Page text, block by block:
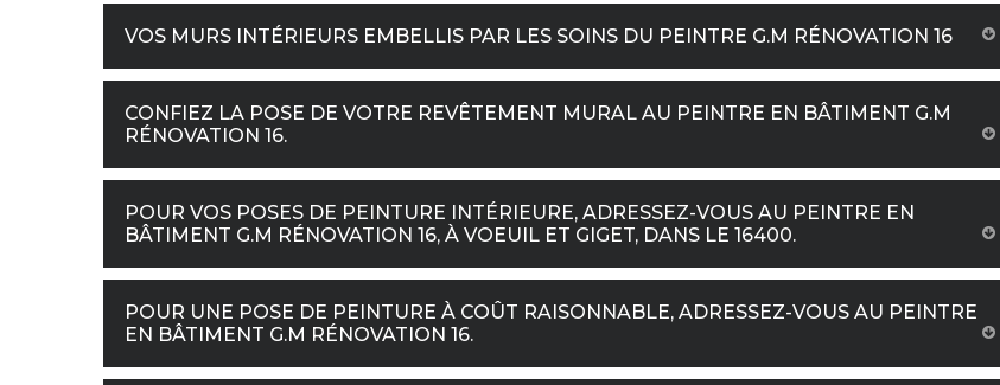
VOS MURS INTÉRIEURS EMBELLIS PAR LES SOINS DU PEINTRE G.M RÉNOVATION 16
CONFIEZ LA POSE DE VOTRE REVÊTEMENT MURAL AU PEINTRE EN BÂTIMENT G.M
RÉNOVATION 16.
POUR VOS POSES DE PEINTURE INTÉRIEURE, ADRESSEZ-VOUS AU PEINTRE EN
BÂTIMENT G.M RÉNOVATION 16, À VOEUIL ET GIGET, DANS LE 16400.
POUR UNE POSE DE PEINTURE À COÛT RAISONNABLE, ADRESSEZ-VOUS AU PEINTRE
EN BÂTIMENT G.M RÉNOVATION 16.